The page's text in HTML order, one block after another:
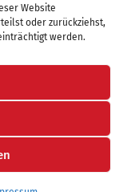
Website
oder zurückziehst,
werden.